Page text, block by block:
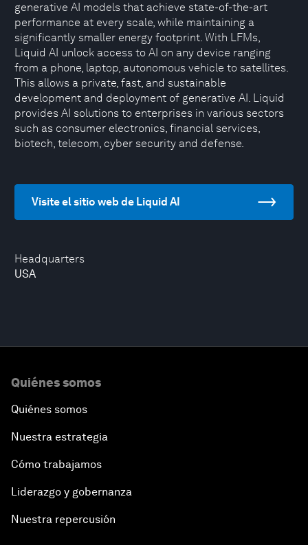
Headquarters
USA
generative AI models that achieve state-of-the-art
performance at every scale, while maintaining a
significantly smaller energy footprint. With LFMs,
Liquid AI unlock access to AI on any device ranging
from a phone, laptop, autonomous vehicle to satellites.
This allows a private, fast, and sustainable
development and deployment of generative AI. Liquid
provides AI solutions to enterprises in various sectors
such as consumer electronics, financial services,
biotech, telecom, cyber security and defense.
Visite el sitio web de Liquid AI
Quiénes somos
Quiénes somos
Nuestra estrategia
Cómo trabajamos
Liderazgo y gobernanza
Nuestra repercusión